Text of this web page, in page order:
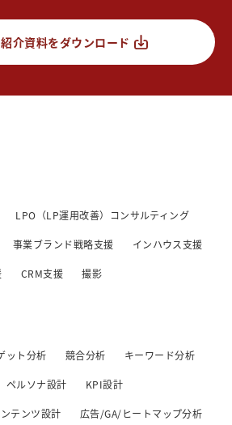
介資料をダウンロード
LPO（LP運用改善）コンサルティング
事業ブランド戦略支援 インハウス支援
CRM支援 撮影
ット分析 競合分析 キーワード分析
ペルソナ設計 KPI設計
テンツ設計 広告/GA/ヒートマップ分析